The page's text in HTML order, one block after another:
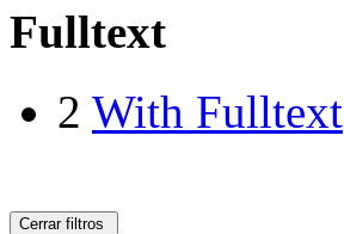
Fulltext
2 With Fulltext
Cerrar filtros